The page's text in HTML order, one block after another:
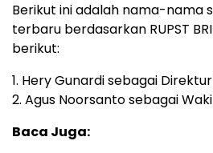
Berikut ini adalah nama-nama
terbaru berdasarkan RUPST
berikut:
1. Hery Gunardi sebagai
2. Agus Noorsanto sebagai
Baca Juga: